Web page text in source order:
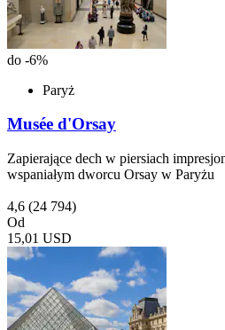
do -6%
Paryż
Musée d'Orsay
Zapierające dech w piersiach
wspaniałym dworcu Orsay w Paryżu
4,6 (24 794)
Od
15,01 USD